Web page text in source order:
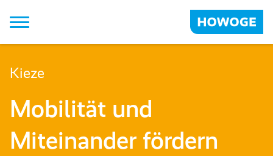
Strategie
Unternehmensführung
Kieze
Mobilität und
Miteinander fördern